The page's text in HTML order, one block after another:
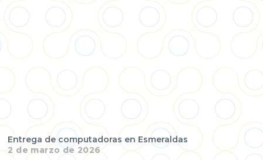
Entrega de computadoras en Esmeraldas
2 de marzo de 2026